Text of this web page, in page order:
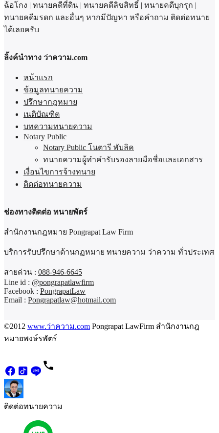
ฉ้อโกง | ทนายคดีที่ดิน | ทนายคดีลิขสิทธิ์ | ทนายคดีบุกรุก |
ทนายคดีมรดก และอื่นๆ หากมีปัญหา หรือคำถาม ติดต่อทนาย
ได้เลยครับ
ลิ้งค์นำทาง ว่าความ.com
หน้าแรก
ข้อมูลทนายความ
ปรึกษากฎหมาย
เนติบัณฑิต
บทความทนายความ
Notary Public
Notary Public โนตารี พับลิค
ทนายความผู้ทำคำรับรองลายมือชื่อและเอกสาร
เงื่อนไขการจ้างทนาย
ติดต่อทนายความ
ช่องทางติดต่อ ทนายพัตร์
สำนักงานกฎหมาย Pongrapat Law Firm
บริการรับปรึกษาด้านกฏหมาย ทนายความ ว่าความ ทั่วประเทศ
สายด่วน : 088-946-6645
Line id : @pongrapatlawfirm
Facebook : PongrapatLaw
Email : Pongrapatlaw@hotmail.com
©2012 www.ว่าความ.com Pongrapat LawFirm สำนักงานกฎ
หมายพงษ์รพัตร์
ติดต่อทนายความ